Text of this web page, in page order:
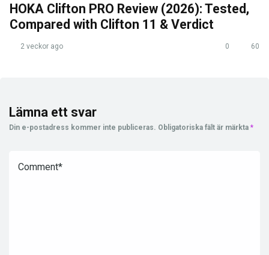
HOKA Clifton PRO Review (2026): Tested,
Compared with Clifton 11 & Verdict
2 veckor ago 0 60
Lämna ett svar
Din e-postadress kommer inte publiceras. Obligatoriska fält är märkta *